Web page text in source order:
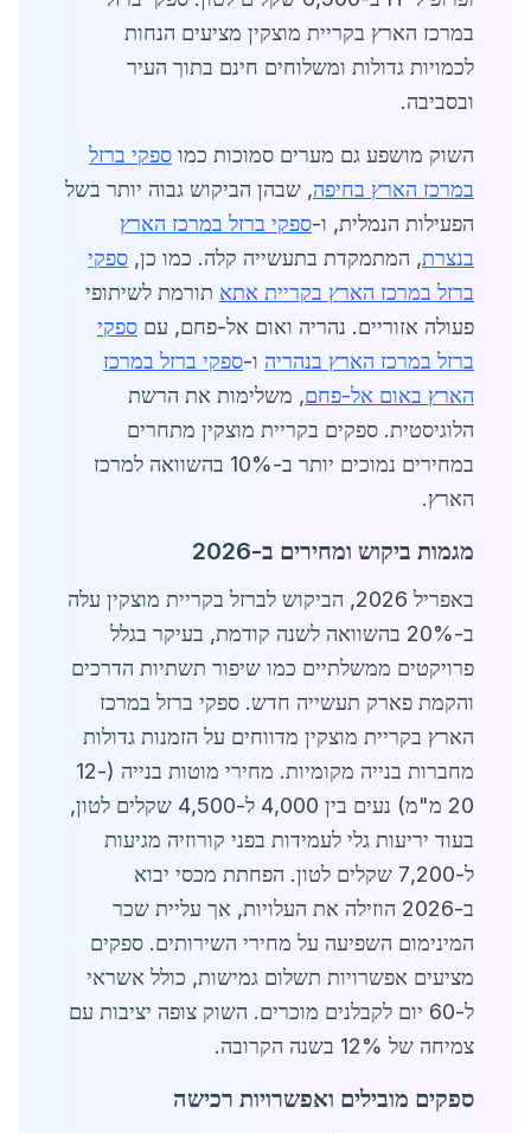
במרכז הארץ בקריית מוצקין מציעים הנחות
לכמויות גדולות ומשלוחים חינם בתוך העיר
ובסביבה.
השוק מושפע גם מערים סמוכות כמו ספקי ברזל
במרכז הארץ בחיפה, שבהן הביקוש גבוה יותר בשל
הפעילות הנמלית, ו-ספקי ברזל במרכז הארץ
בנצרת, המתמקדת בתעשייה קלה. כמו כן, ספקי
ברזל במרכז הארץ בקריית אתא תורמת לשיתופי
פעולה אזוריים. נהריה ואום אל-פחם, עם ספקי
ברזל במרכז הארץ בנהריה ו-ספקי ברזל במרכז
הארץ באום אל-פחם, משלימות את הרשת
הלוגיסטית. ספקים בקריית מוצקין מתחרים
במחירים נמוכים יותר ב-10% בהשוואה למרכז
הארץ.
מגמות ביקוש ומחירים ב-2026
באפריל 2026, הביקוש לברזל בקריית מוצקין עלה
ב-20% בהשוואה לשנה קודמת, בעיקר בגלל
פרויקטים ממשלתיים כמו שיפור תשתיות הדרכים
והקמת פארק תעשייה חדש. ספקי ברזל במרכז
הארץ בקריית מוצקין מדווחים על הזמנות גדולות
מחברות בנייה מקומיות. מחירי מוטות בנייה (12-
20 מ"מ) נעים בין 4,000 ל-4,500 שקלים לטון,
בעוד יריעות גלי לעמידות בפני קורוזיה מגיעות
ל-7,200 שקלים לטון. הפחתת מכסי יבוא
ב-2026 הוזילה את העלויות, אך עליית שכר
המינימום השפיעה על מחירי השירותים. ספקים
מציעים אפשרויות תשלום גמישות, כולל אשראי
ל-60 יום לקבלנים מוכרים. השוק צופה יציבות עם
צמיחה של 12% בשנה הקרובה.
ספקים מובילים ואפשרויות רכישה